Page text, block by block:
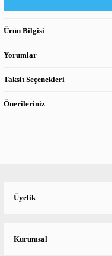
Ürün Bilgisi
Yorumlar
Taksit Seçenekleri
Önerileriniz
Üyelik
Kurumsal